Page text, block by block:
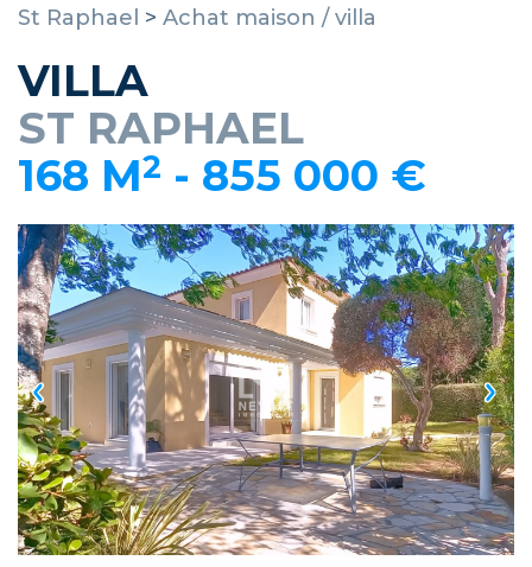
St Raphael > Achat maison / villa
VILLA
ST RAPHAEL
168 M2 - 855 000 €